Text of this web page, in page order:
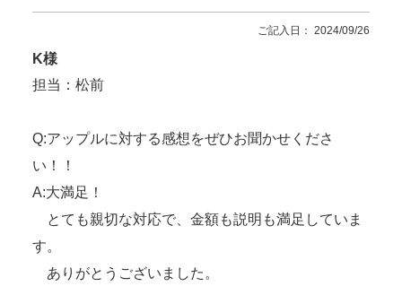
ご記入日： 2024/09/26
K様
担当：松前
Q:アップルに対する感想をぜひお聞かせくださ
い！！
A:大満足！
とても親切な対応で、金額も説明も満足していま
す。
ありがとうございました。